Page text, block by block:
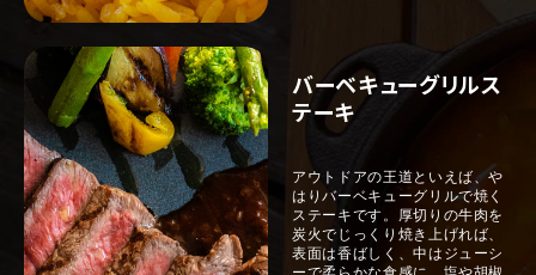
バーベキューグリルス
テーキ
アウトドアの王道といえば、や
はりバーベキューグリルで焼く
ステーキです。厚切りの牛肉を
炭火でじっくり焼き上げれば、
表面は香ばしく、中はジューシ